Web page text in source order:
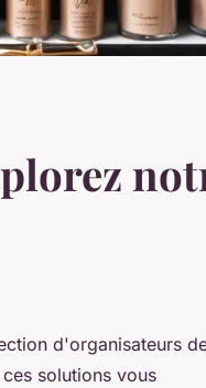
d'organisateurs
solutions vous